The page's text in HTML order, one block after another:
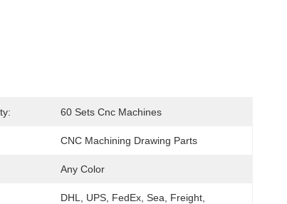
60 Sets Cnc Machines
CNC Machining Drawing Parts
Any Color
DHL, UPS, FedEx, Sea, Freight,